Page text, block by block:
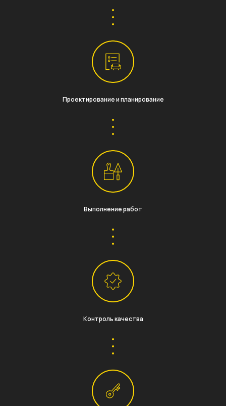
Проектирование и планирование
Выполнение работ
Контроль качества